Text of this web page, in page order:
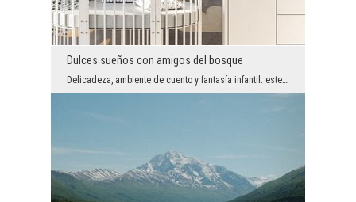
Dulces sueños con amigos del bosque
Delicadeza, ambiente de cuento y fantasía infantil: este fotomural con adorables animalitos durmi...